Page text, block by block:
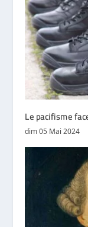
Le pacifisme
dim 05 Mai 2024